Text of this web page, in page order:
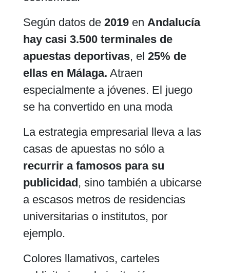
Según datos de 2019en Andalucía
hay casi 3.500 terminales de
apuestas deportivas, el 25% de
ellas en Málaga. Atraen
especialmente a jóvenes. El juego
se ha convertido en una moda
La estrategia empresarial lleva a las
casas de apuestas no sólo a
recurrir a famosos para su
publicidad, sino también a ubicarse
a escasos metros de residencias
universitarias o institutos, por
ejemplo.
Colores llamativos, carteles